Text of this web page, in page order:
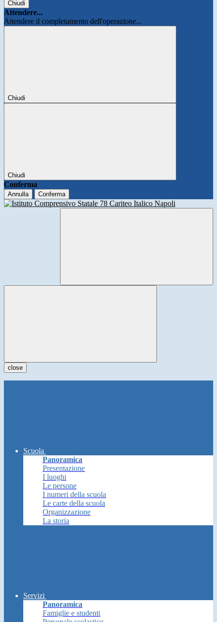
Chiudi
Attendere...
Attendere il completamento dell'operazione...
Chiudi
Chiudi
Conferma
Annulla Conferma
close
Scuola
Panoramica
Presentazione
I luoghi
Le persone
I numeri della scuola
Le carte della scuola
Organizzazione
La storia
Servizi
Panoramica
Famiglie e studenti